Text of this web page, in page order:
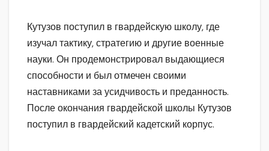
Кутузов поступил в гвардейскую школу, где
изучал тактику, стратегию и другие военные
науки. Он продемонстрировал выдающиеся
способности и был отмечен своими
наставниками за усидчивость и преданность.
После окончания гвардейской школы Кутузов
поступил в гвардейский кадетский корпус.